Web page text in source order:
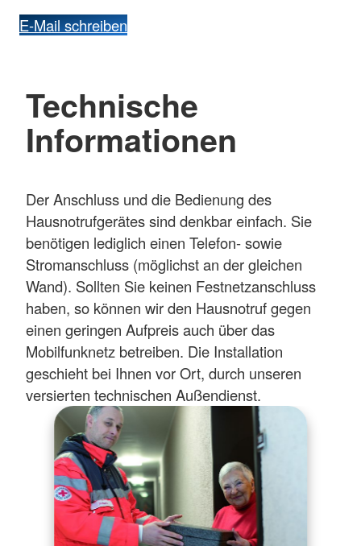
E-Mail schreiben
Technische
Informationen
Der Anschluss und die Bedienung des
Hausnotrufgerätes sind denkbar einfach. Sie
benötigen lediglich einen Telefon- sowie
Stromanschluss (möglichst an der gleichen
Wand). Sollten Sie keinen Festnetzanschluss
haben, so können wir den Hausnotruf gegen
einen geringen Aufpreis auch über das
Mobilfunknetz betreiben. Die Installation
geschieht bei Ihnen vor Ort, durch unseren
versierten technischen Außendienst.